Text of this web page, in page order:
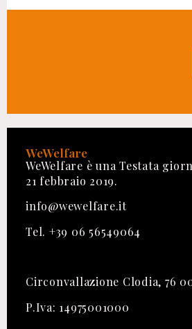
WeWelfare
WeWelfare è una Testata
21 febbraio 2019.
info@wewelfare.it
Tel. +39 06 56549064
Circonvallazione Clodia, 76
P.Iva: 14975001000